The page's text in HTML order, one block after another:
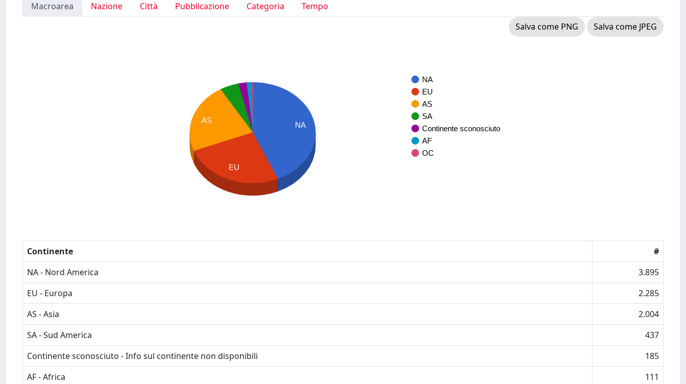
Macroarea Nazione Città Pubblicazione Categoria
Tempo
Salva come PNG
Salva come JPEG
NA
EU
AS
SA
Continente sconosciuto
AF
OC
NA
AS
EU
Continente
#
NA - Nord America
3.895
EU - Europa
2.285
AS - Asia
2.004
SA - Sud America
437
Continente sconosciuto - Info sul continente non disponibili
185
AF - Africa
111